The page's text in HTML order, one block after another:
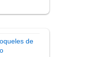
de